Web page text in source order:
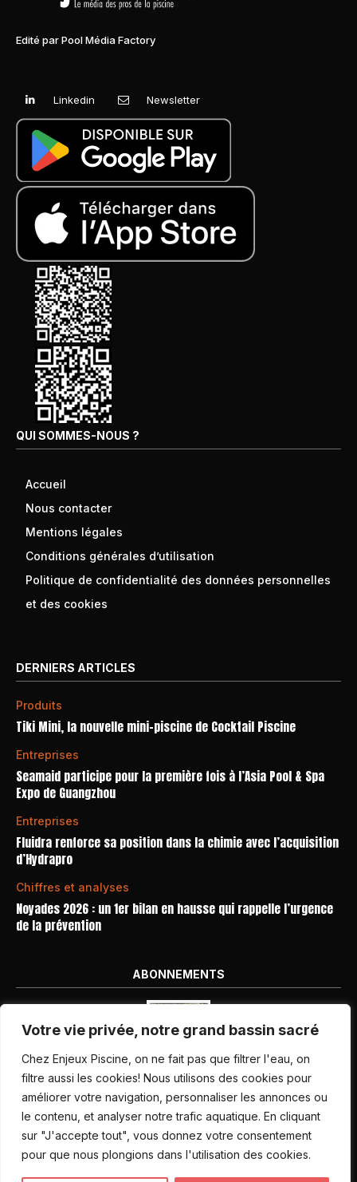
Votre vie privée, notre grand bassin sacré
Chez Enjeux Piscine, on ne fait pas que filtrer l'eau, on
filtre aussi les cookies! Nous utilisons des cookies pour
améliorer votre navigation, personnaliser les annonces ou
le contenu, et analyser notre trafic aquatique. En cliquant
sur "J'accepte tout", vous donnez votre consentement
pour que nous plongions dans l'utilisation des cookies.
Edité par Pool Média Factory
Linkedin Newsletter
QUI SOMMES-NOUS ?
Accueil
Nous contacter
Mentions légales
Conditions générales d’utilisation
Politique de confidentialité des données personnelles
et des cookies
DERNIERS ARTICLES
Produits
Tiki Mini, la nouvelle mini-piscine de Cocktail Piscine
Entreprises
Seamaid participe pour la première fois à l’Asia Pool & Spa
Expo de Guangzhou
Entreprises
Fluidra renforce sa position dans la chimie avec l’acquisition
d’Hydrapro
Chiffres et analyses
Noyades 2026 : un 1er bilan en hausse qui rappelle l’urgence
de la prévention
ABONNEMENTS
Nos dernières parutions
Abonnement magazine
Inscription newsletter